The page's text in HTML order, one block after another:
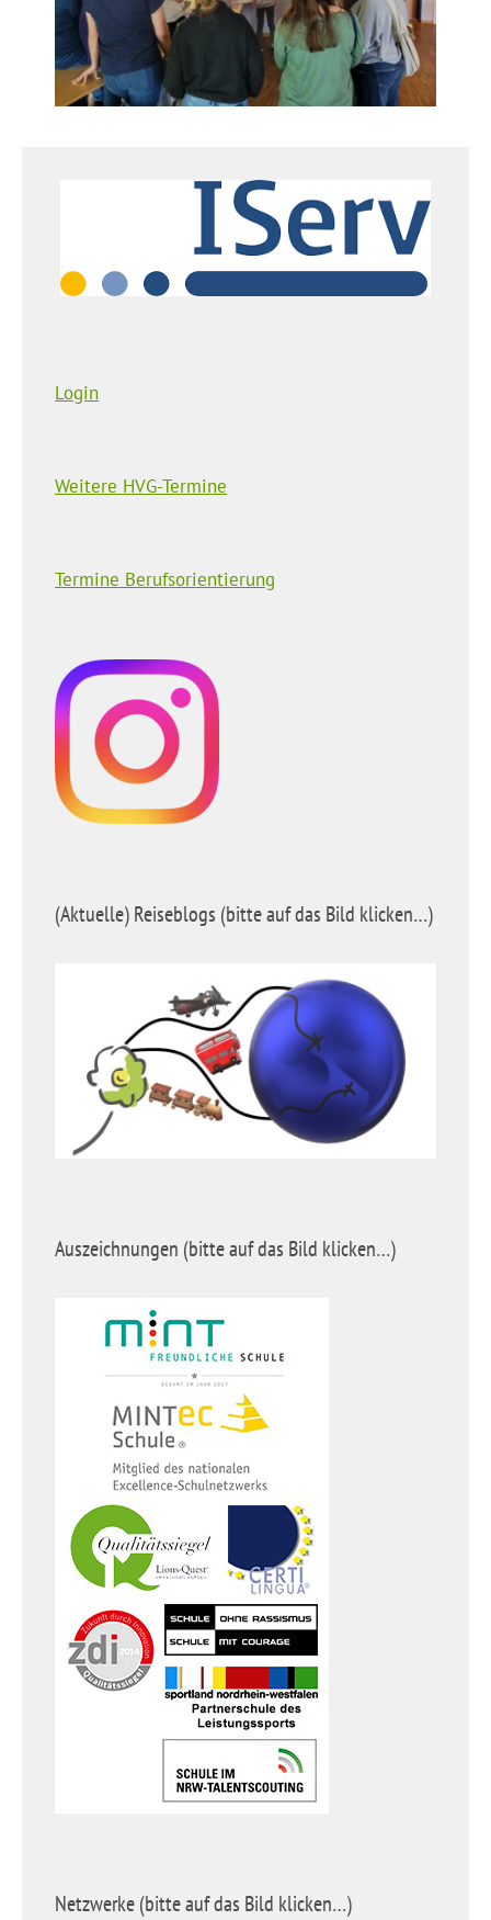
Login
Weitere HVG-Termine
Termine Berufsorientierung
(Aktuelle) Reiseblogs (bitte auf das Bild klicken…)
Auszeichnungen (bitte auf das Bild klicken…)
Netzwerke (bitte auf das Bild klicken…)